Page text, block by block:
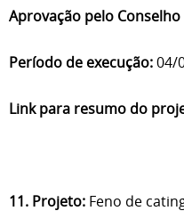
Aprovação pelo
Período de execução:04/
Link para resumo do
11. Projeto: Feno de